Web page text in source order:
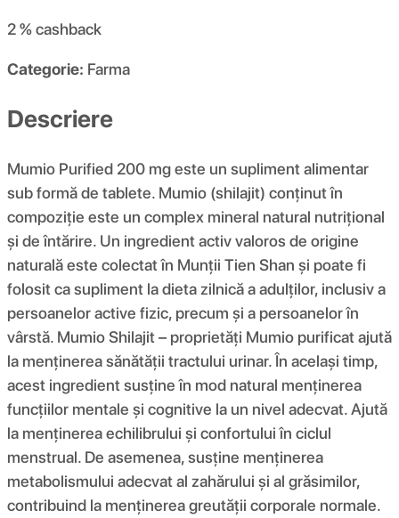
2 %cashback
Categorie: Farma
Descriere
Mumio Purified 200 mg este un supliment alimentar
sub formă de tablete. Mumio (shilajit) conținut în
compoziție este un complex mineral natural nutrițional
și de întărire. Un ingredient activ valoros de origine
naturală este colectat în Munții Tien Shan și poate fi
folosit ca supliment la dieta zilnică a adulților, inclusiv a
persoanelor active fizic, precum și a persoanelor în
vârstă. Mumio Shilajit – proprietăți Mumio purificat ajută
la menținerea sănătății tractului urinar. În același timp,
acest ingredient susține în mod natural menținerea
funcțiilor mentale și cognitive la un nivel adecvat. Ajută
la menținerea echilibrului și confortului în ciclul
menstrual. De asemenea, susține menținerea
metabolismului adecvat al zahărului și al grăsimilor,
contribuind la menținerea greutății corporale normale.